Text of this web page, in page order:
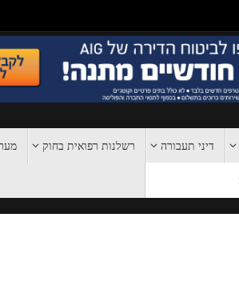
דיני תעבורה רשלנות רפואית בחוק